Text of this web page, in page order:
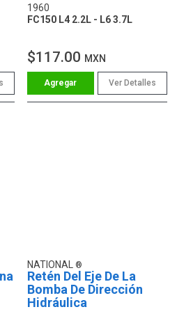
1960
FC150 L4 2.2L - L6 3.7L
$117.00 MXN
Ver Detalles
NATIONAL
Retén Del Eje De La
Bomba De Dirección
Hidráulica